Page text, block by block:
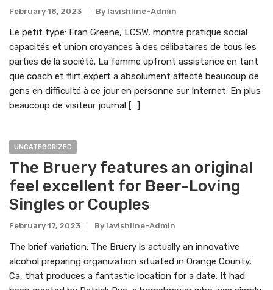
February 18, 2023 By Lavishline-Admin
Le petit type: Fran Greene, LCSW, montre pratique social
capacités et union croyances à des célibataires de tous les
parties de la société. La femme upfront assistance en tant
que coach et flirt expert a absolument affecté beaucoup de
gens en difficulté à ce jour en personne sur Internet. En plus
beaucoup de visiteur journal […]
UNCATEGORIZED
The Bruery features an original
feel excellent for Beer-Loving
Singles or Couples
February 17, 2023 By Lavishline-Admin
The brief variation: The Bruery is actually an innovative
alcohol preparing organization situated in Orange County,
Ca, that produces a fantastic location for a date. It had